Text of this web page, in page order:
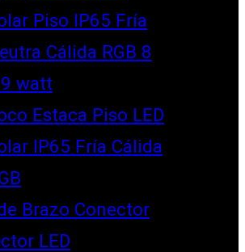
Piso IP65 Fría
Cálida RGB 8
watt
Estaca Piso LED
IP65 Fría Cálida
Brazo Conector
LED